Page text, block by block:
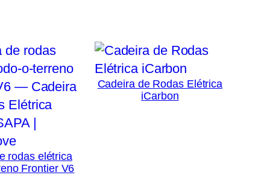
rodas elétrica
Frontier V6
Cadeira de Rodas Elétrica
iCarbon